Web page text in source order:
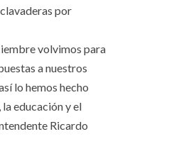
por
volvimos para
a nuestros
lo hemos hecho
educación y el
Ricardo